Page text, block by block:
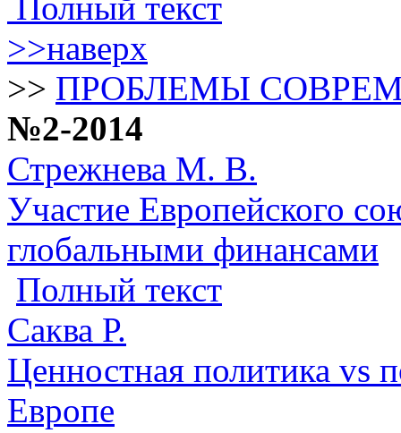
Полный текст
>>наверх
>> ПРОБЛЕМЫ
№2-2014
Стрежнева М. В.
Участие Европейского
глобальными финансами
Полный текст
Саква Р.
Ценностная политика vs
Европе